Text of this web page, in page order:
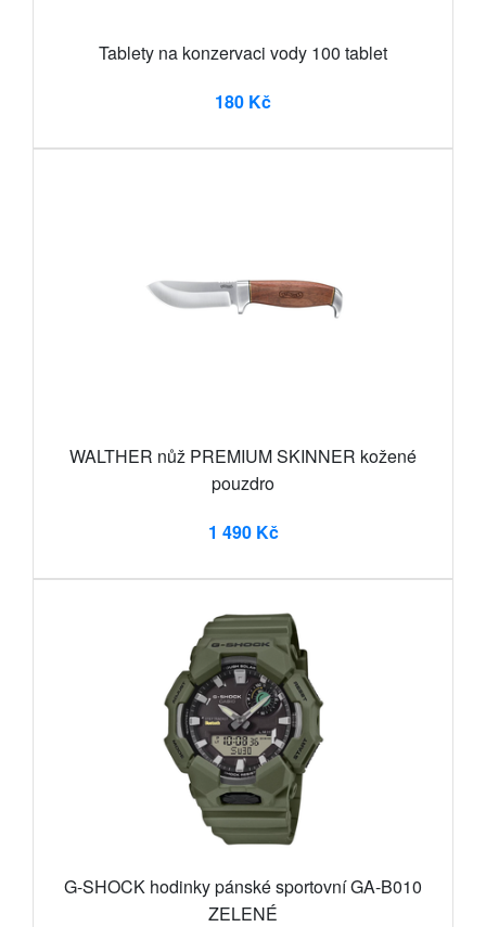
Tablety na konzervaci vody 100 tablet
180 Kč
WALTHER nůž PREMIUM SKINNER kožené
pouzdro
1 490 Kč
G-SHOCK hodinky pánské sportovní GA-B010
ZELENÉ